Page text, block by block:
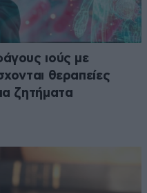
ιούς με
θεραπείες
ζητήματα